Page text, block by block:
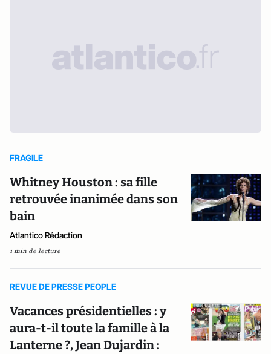
FRAGILE
Whitney Houston : sa fille
retrouvée inanimée dans son
bain
Atlantico Rédaction
1 min de lecture
REVUE DE PRESSE PEOPLE
Vacances présidentielles : y
aura-t-il toute la famille à la
Lanterne ?, Jean Dujardin :